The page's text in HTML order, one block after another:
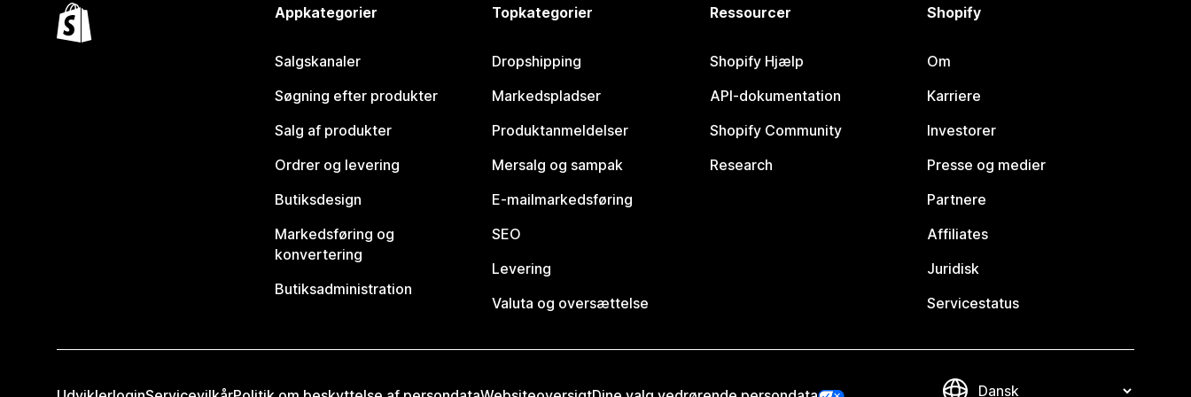
Appkategorier
Salgskanaler
Søgning efter produkter
Salg af produkter
Ordrer og levering
Butiksdesign
Markedsføring og
konvertering
Butiksadministration
Topkategorier
Dropshipping
Markedspladser
Produktanmeldelser
Mersalg og sampak
E-mailmarkedsføring
SEO
Levering
Valuta og oversættelse
Ressourcer
Shopify Hjælp
API-dokumentation
Shopify Community
Research
Shopify
Om
Karriere
Investorer
Presse og medier
Partnere
Affiliates
Juridisk
Servicestatus